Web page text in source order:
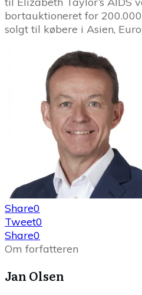
bortauktioneret for
solgt til købere i Asien,
Share0
Tweet0
Share0
Om forfatteren
Jan Olsen